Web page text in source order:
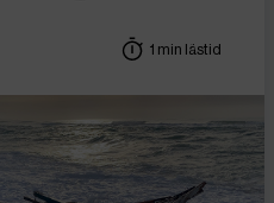
1 min lästid